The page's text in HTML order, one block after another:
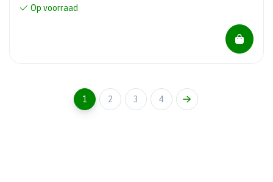
Op voorraad
1 2 3 4